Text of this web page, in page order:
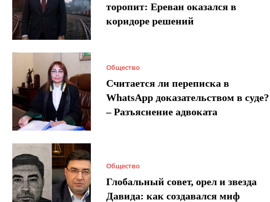
торопит: Ереван оказался в
коридоре решений
Общество
Считается ли переписка в
WhatsApp доказательством в суде?
– Разъяснение адвоката
Общество
Глобальный совет, орел и звезда
Давида: как создавался миф